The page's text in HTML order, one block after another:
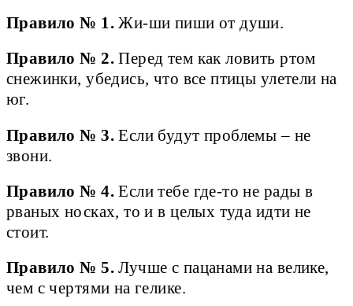
Правило № 1.Жи-ши пиши от души.
Правило № 2.Перед тем как ловить ртом
снежинки, убедись, что все птицы улетели на
юг.
Правило № 3.Если будут проблемы – не
звони.
Правило № 4.Если тебе где-то не рады в
рваных носках, то и в целых туда идти не
стоит.
Правило № 5.Лучше с пацанами на велике,
чем с чертями на гелике.